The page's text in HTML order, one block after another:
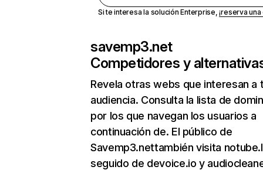
Si te interesa la solución Enterprise,¡reserva
savemp3.net
Competidores y
Revela otras webs que interesan a
audiencia. Consulta la lista de
por los que navegan los usuarios a
continuación de. El público de
Savemp3.nettambién visita
seguido de devoice.io y